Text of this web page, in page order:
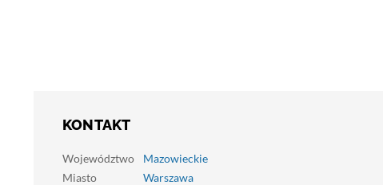
KONTAKT
Województwo
Mazowieckie
Miasto
Warszawa